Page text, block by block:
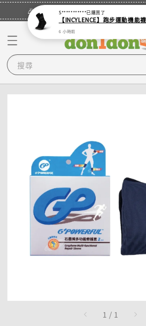
🎉登入會員・領取您的專屬折扣券！
搜尋
1 / 1
S***********已購買了
6 小時前